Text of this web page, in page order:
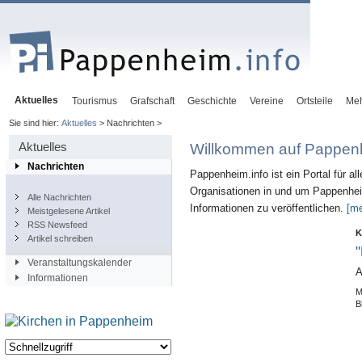
Aktuelles Tourismus Grafschaft Geschichte Vereine Ortsteile
Sie sind hier: Aktuelles > Nachrichten >
Aktuelles
Nachrichten
Alle Nachrichten
Meistgelesene Artikel
RSS Newsfeed
Artikel schreiben
Veranstaltungskalender
Informationen
Willkommen auf
Pappenheim.info ist ein Portal für
Organisationen in und um
Informationen zu veröffentlichen.